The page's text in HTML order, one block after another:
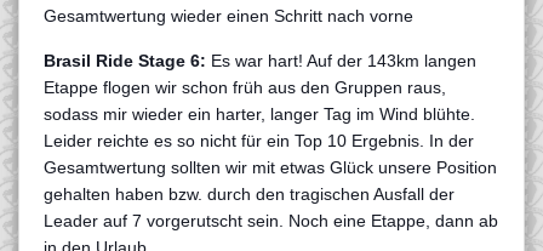
Gesamtwertung wieder einen Schritt nach vorne
Brasil Ride Stage 6: Es war hart! Auf der 143km langen
Etappe flogen wir schon früh aus den Gruppen raus,
sodass mir wieder ein harter, langer Tag im Wind blühte.
Leider reichte es so nicht für ein Top 10 Ergebnis. In der
Gesamtwertung sollten wir mit etwas Glück unsere Position
gehalten haben bzw. durch den tragischen Ausfall der
Leader auf 7 vorgerutscht sein. Noch eine Etappe, dann ab